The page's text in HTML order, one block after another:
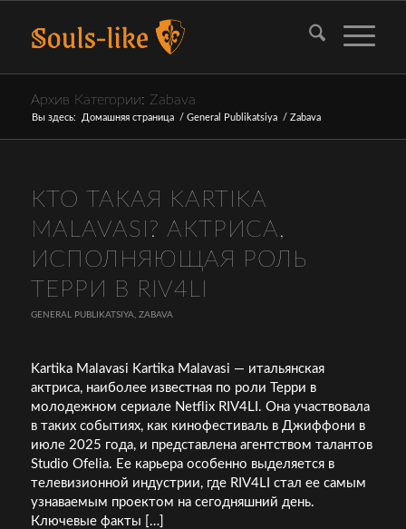
Архив Категории: Zabava
Вы здесь: Домашняя страница / General Publikatsiya / Zabava
КТО ТАКАЯ KARTIKA
MALAVASI? АКТРИСА,
ИСПОЛНЯЮЩАЯ РОЛЬ
ТЕРРИ В RIV4LI
GENERAL PUBLIKATSIYA, ZABAVA
Kartika Malavasi Kartika Malavasi — итальянская
актриса, наиболее известная по роли Терри в
молодежном сериале Netflix RIV4LI. Она участвовала
в таких событиях, как кинофестиваль в Джиффони в
июле 2025 года, и представлена агентством талантов
Studio Ofelia. Ее карьера особенно выделяется в
телевизионной индустрии, где RIV4LI стал ее самым
узнаваемым проектом на сегодняшний день.
Ключевые факты […]